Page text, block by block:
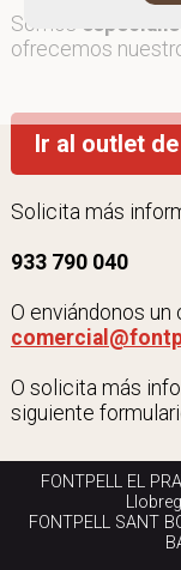
Somos
ofrecemos
Ir al outlet
Solicita más
933 790 040
O enviándonos
O solicita más
siguiente
FONTPELL EL
FONTPELL SANT